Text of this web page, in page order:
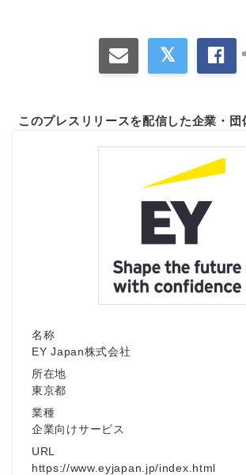
このプレスリリースを配信した企業・団
名称
EY Japan株式会社
所在地
東京都
業種
企業向けサービス
URL
https://www.eyjapan.jp/index.html